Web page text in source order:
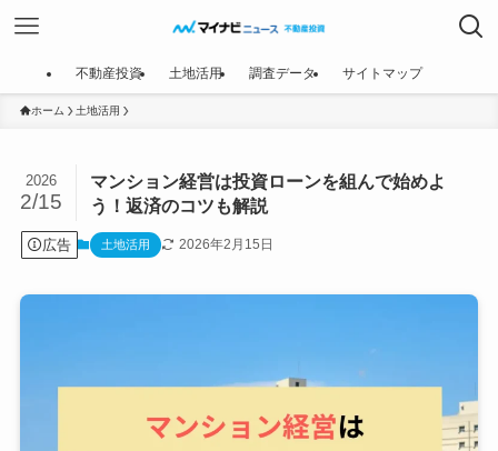
不動産投資 土地活用 調査データ サイトマップ
ホーム 土地活用
マンション経営は投資ローンを組んで始めよ
う！返済のコツも解説
2026
2/15
広告 土地活用 2026年2月15日